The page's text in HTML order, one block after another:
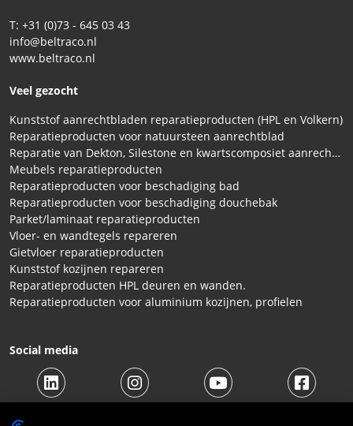
T: +31 (0)73 - 645 03 43
info@beltraco.nl
www.beltraco.nl
Veel gezocht
Kunststof aanrechtbladen reparatieproducten (HPL en Volkern)
Reparatieproducten voor natuursteen aanrechtblad
Reparatie van Dekton, Silestone en kwartscomposiet aanrechtbladen
Meubels reparatieproducten
Reparatieproducten voor beschadiging bad
Reparatieproducten voor beschadiging douchebak
Parket/laminaat reparatieproducten
Vloer- en wandtegels repareren
Gietvloer reparatieproducten
Kunststof kozijnen repareren
Reparatieproducten HPL deuren en wanden.
Reparatieproducten voor aluminium kozijnen, profielen
Social media